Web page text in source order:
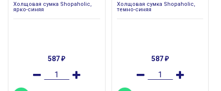
Холщовая сумка Shopaholic,
ярко-синяя
587₽
Холщовая сумка Shopaholic,
темно-синяя
587₽